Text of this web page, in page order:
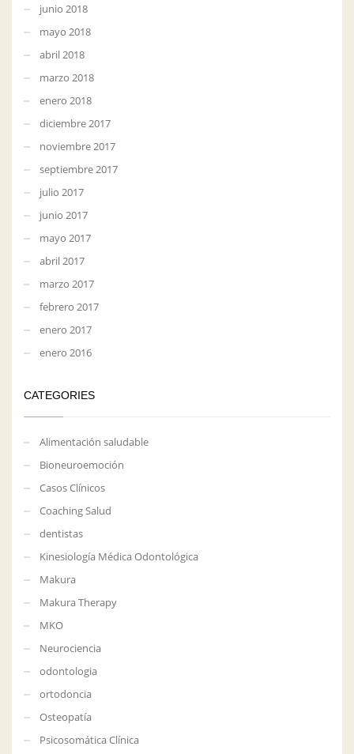
junio 2018
mayo 2018
abril 2018
marzo 2018
enero 2018
diciembre 2017
noviembre 2017
septiembre 2017
julio 2017
junio 2017
mayo 2017
abril 2017
marzo 2017
febrero 2017
enero 2017
enero 2016
CATEGORIES
Alimentación saludable
Bioneuroemoción
Casos Clínicos
Coaching Salud
dentistas
Kinesiología Médica Odontológica
Makura
Makura Therapy
MKO
Neurociencia
odontologia
ortodoncia
Osteopatía
Psicosomática Clínica